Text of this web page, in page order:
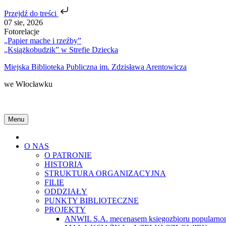
Przejdź do treści
Skip
to
content
07 sie, 2026
Fotorelacje
„Papier mache i rzeźby”
„Książkobudzik” w Strefie Dziecka
Miejska Biblioteka Publiczna im. Zdzisława Arentowicza
we Włocławku
Menu
O NAS
O PATRONIE
HISTORIA
STRUKTURA ORGANIZACYJNA
FILIE
ODDZIAŁY
PUNKTY BIBLIOTECZNE
PROJEKTY
ANWIL S.A. mecenasem księgozbioru